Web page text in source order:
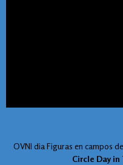
OVNI dia Figuras en campos
Circle Day in